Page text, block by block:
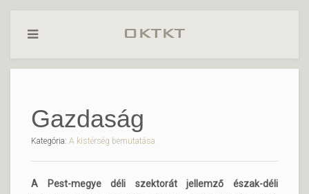
Gazdaság
Kategória: A kistérség bemutatása
A Pest-megye déli szektorát jellemző észak-déli